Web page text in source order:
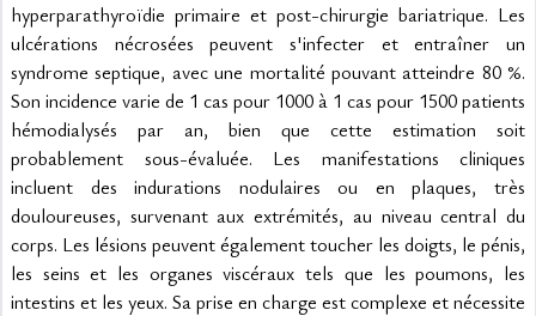
hyperparathyroïdie primaire et post-chirurgie bariatrique. Les
ulcérations nécrosées peuvent s'infecter et entraîner un
syndrome septique, avec une mortalité pouvant atteindre 80 %.
Son incidence varie de 1 cas pour 1000 à 1 cas pour 1500 patients
hémodialysés par an, bien que cette estimation soit
probablement sous-évaluée. Les manifestations cliniques
incluent des indurations nodulaires ou en plaques, très
douloureuses, survenant aux extrémités, au niveau central du
corps. Les lésions peuvent également toucher les doigts, le pénis,
les seins et les organes viscéraux tels que les poumons, les
intestins et les yeux. Sa prise en charge est complexe et nécessite